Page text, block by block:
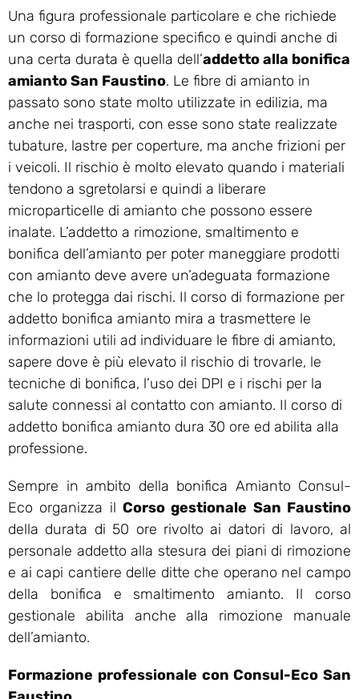
Una figura professionale particolare e che richiede
un corso di formazione specifico e quindi anche di
una certa durata è quella dell’addetto alla bonifica
amianto San Faustino. Le fibre di amianto in
passato sono state molto utilizzate in edilizia, ma
anche nei trasporti, con esse sono state realizzate
tubature, lastre per coperture, ma anche frizioni per
i veicoli. Il rischio è molto elevato quando i materiali
tendono a sgretolarsi e quindi a liberare
microparticelle di amianto che possono essere
inalate. L’addetto a rimozione, smaltimento e
bonifica dell’amianto per poter maneggiare prodotti
con amianto deve avere un’adeguata formazione
che lo protegga dai rischi. Il corso di formazione per
addetto bonifica amianto mira a trasmettere le
informazioni utili ad individuare le fibre di amianto,
sapere dove è più elevato il rischio di trovarle, le
tecniche di bonifica, l’uso dei DPI e i rischi per la
salute connessi al contatto con amianto. Il corso di
addetto bonifica amianto dura 30 ore ed abilita alla
professione.
Sempre in ambito della bonifica Amianto Consul-
Eco organizza il Corso gestionale San Faustino
della durata di 50 ore rivolto ai datori di lavoro, al
personale addetto alla stesura dei piani di rimozione
e ai capi cantiere delle ditte che operano nel campo
della bonifica e smaltimento amianto. Il corso
gestionale abilita anche alla rimozione manuale
dell’amianto.
Formazione professionale con Consul-Eco San